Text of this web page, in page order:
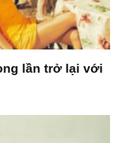
lần trở lại với